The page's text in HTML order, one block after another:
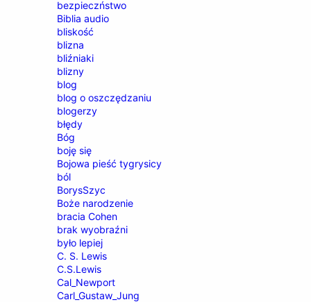
bezpieczństwo
Biblia audio
bliskość
blizna
bliźniaki
blizny
blog
blog o oszczędzaniu
blogerzy
błędy
Bóg
boję się
Bojowa pieść tygrysicy
ból
BorysSzyc
Boże narodzenie
bracia Cohen
brak wyobraźni
było lepiej
C. S. Lewis
C.S.Lewis
Cal_Newport
Carl_Gustaw_Jung